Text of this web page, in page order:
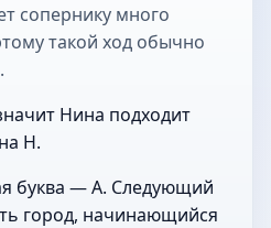
сопернику много
такой ход обычно
Нина подходит
Н.
буква — А. Следующий
город, начинающийся